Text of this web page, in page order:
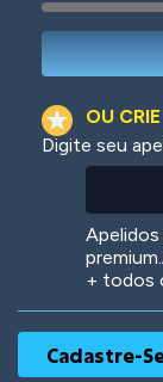
Woof
OU
Digite seu
Apelidos
+ todos